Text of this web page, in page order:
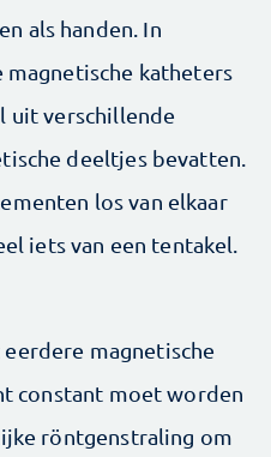
als handen. In
katheters
uit verschillende
deeltjes bevatten.
los van elkaar
iets van een tentakel.
magnetische
constant moet worden
röntgenstraling om